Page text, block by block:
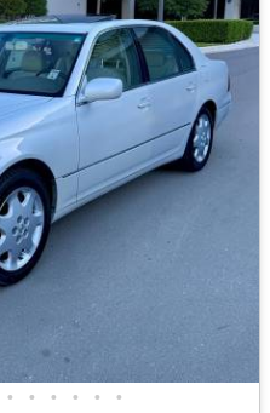
• • • • • •